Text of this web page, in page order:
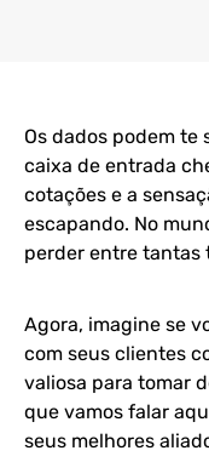
Os dados podem te
caixa de entrada
cotações e a
escapando. No
perder entre tantas
Agora, imagine se
com seus clientes
valiosa para tomar
que vamos falar
seus melhores